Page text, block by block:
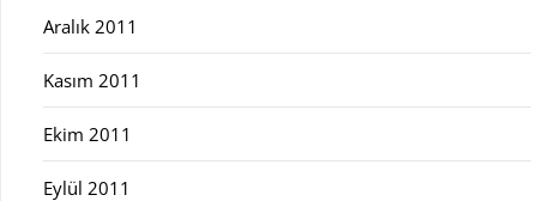
Aralık 2011
Kasım 2011
Ekim 2011
Eylül 2011